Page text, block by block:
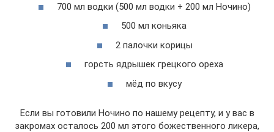
700 мл водки (500 мл водки + 200 мл Ночино)
500 мл коньяка
2 палочки корицы
горсть ядрышек грецкого ореха
мёд по вкусу
Если вы готовили Ночино по нашему рецепту, и у вас в
закромах осталось 200 мл этого божественного ликера,